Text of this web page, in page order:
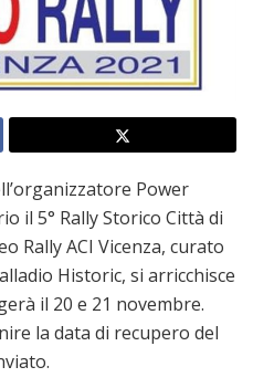
Power
il 5° Rally Storico Città di
Rally ACI Vicenza, curato
Historic, si arricchisce
il 20 e 21 novembre.
la data di recupero del